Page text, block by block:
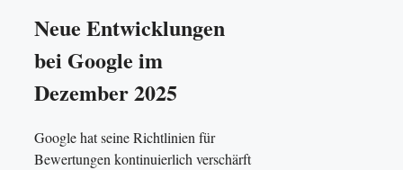
Neue Entwicklungen
bei Google im
Dezember 2025
Google hat seine Richtlinien für
Bewertungen kontinuierlich verschärft